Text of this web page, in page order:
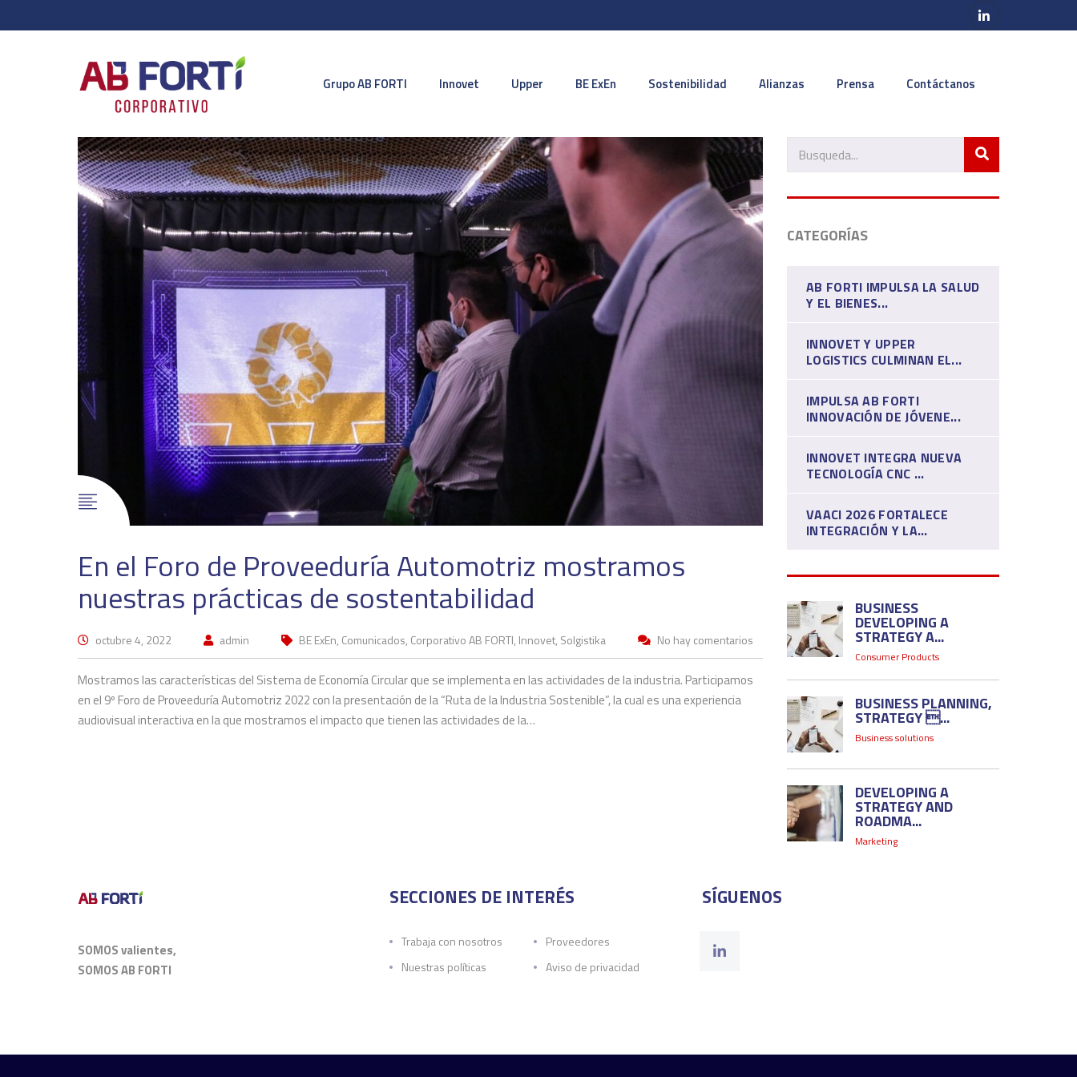
Grupo AB FORTI Innovet Upper BE ExEn Sostenibilidad Alianzas Prensa Contáctanos
En el Foro de Proveeduría Automotriz mostramos
nuestras prácticas de sostentabilidad
octubre 4, 2022 admin BE ExEn, Comunicados, Corporativo AB FORTI, Innovet, Solgistika No hay comentarios
Mostramos las características del Sistema de Economía Circular que se implementa en las actividades de la industria. Participamos
en el 9º Foro de Proveeduría Automotriz 2022 con la presentación de la “Ruta de la Industria Sostenible”, la cual es una experiencia
audiovisual interactiva en la que mostramos el impacto que tienen las actividades de la…
CATEGORÍAS
AB FORTI IMPULSA LA SALUD
Y EL BIENES...
INNOVET Y UPPER
LOGISTICS CULMINAN EL...
IMPULSA AB FORTI
INNOVACIÓN DE JÓVENE...
INNOVET INTEGRA NUEVA
TECNOLOGÍA CNC ...
VAACI 2026 FORTALECE
INTEGRACIÓN Y LA...
BUSINESS
DEVELOPING A
STRATEGY A...
Consumer Products
BUSINESS PLANNING,
STRATEGY ...
Business solutions
DEVELOPING A
STRATEGY AND
ROADMA...
Marketing
SOMOS valientes,
SOMOS AB FORTI
SECCIONES DE INTERÉS
Trabaja con nosotros
Proveedores
Nuestras políticas
Aviso de privacidad
SÍGUENOS